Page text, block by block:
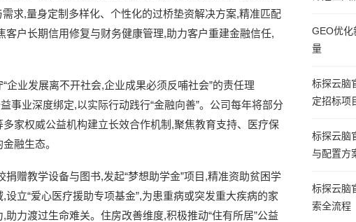
求,量身定制多样化、个性化的过桥垫资解决方案,精准匹配
户长期信用修复与财务健康管理,助力客户重建金融信任,
业发展离不开社会,企业成果必须反哺社会”的责任理
事业深度绑定,以实际行动践行“金融向善”。公司每年将部分
家权威公益机构建立长效合作机制,聚焦教育支持、医疗保
融生态。
赠教学设备与图书,发起“梦想助学金”项目,精准资助贫困学
立“爱心医疗援助专项基金”,为患重病或突发重大疾病的家
力渡过生命难关。住房改善维度,积极推动“住有所居”公益
GEO优化
量
标探云脑
定招标项
标探云脑
与配置方
标探云脑
索全流程